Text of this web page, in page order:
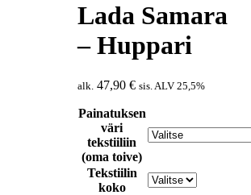
Lada Samara
– Huppari
alk. 47,90 € sis. ALV 25,5%
Painatuksen
väri
tekstiiliin
(oma toive)
Tekstiilin
koko